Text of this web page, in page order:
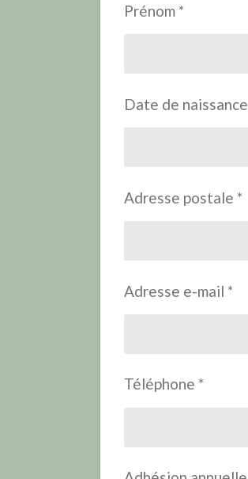
Prénom *
Date de
Adresse postale *
Adresse e-mail *
Téléphone *